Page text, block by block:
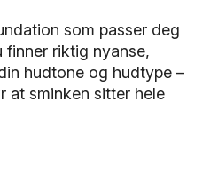
som passer deg
riktig nyanse,
hudtone og hudtype –
at sminken sitter hele